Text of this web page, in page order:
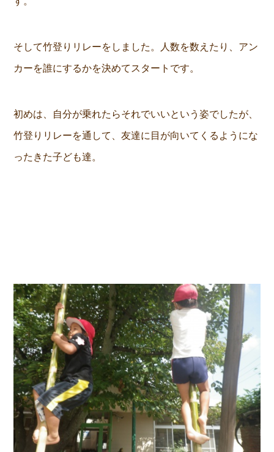
そして竹登りリレーをしました。人数を数えたり、アン
カーを誰にするかを決めてスタートです。
初めは、自分が乗れたらそれでいいという姿でしたが、
竹登りリレーを通して、友達に目が向いてくるようにな
ったきた子ども達。